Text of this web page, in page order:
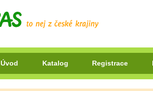
Úvod Katalog Registrace